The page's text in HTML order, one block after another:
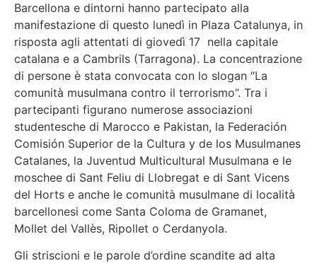
Barcellona e dintorni hanno partecipato alla
manifestazione di questo lunedì in Plaza Catalunya, in
risposta agli attentati di giovedì 17 nella capitale
catalana e a Cambrils (Tarragona). La concentrazione
di persone è stata convocata con lo slogan “La
comunità musulmana contro il terrorismo”. Tra i
partecipanti figurano numerose associazioni
studentesche di Marocco e Pakistan, la Federación
Comisión Superior de la Cultura y de los Musulmanes
Catalanes, la Juventud Multicultural Musulmana e le
moschee di Sant Feliu di Llobregat e di Sant Vicens
del Horts e anche le comunità musulmane di località
barcellonesi come Santa Coloma de Gramanet,
Mollet del Vallès, Ripollet o Cerdanyola.
Gli striscioni e le parole d’ordine scandite ad alta